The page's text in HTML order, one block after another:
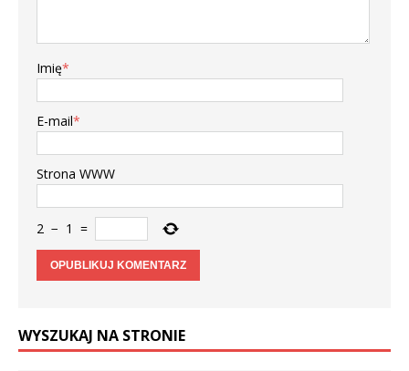
Imię*
E-mail*
Strona WWW
2 − 1 =
WYSZUKAJ NA STRONIE